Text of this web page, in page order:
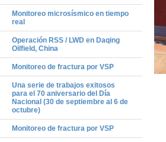
Monitoreo microsísmico en tiempo
real
Operación RSS / LWD en Daqing
Oilfield, China
Monitoreo de fractura por VSP
Una serie de trabajos exitosos
para el 70 aniversario del Día
Nacional (30 de septiembre al 6 de
octubre)
Monitoreo de fractura por VSP